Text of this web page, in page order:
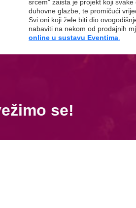
srcem" zaista je projekt koji
duhovne glazbe, te promičući
Svi oni koji žele biti dio
nabaviti na nekom od prodajnih
online u sustavu Eventima
se!